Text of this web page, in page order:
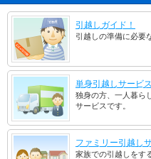
引越しガイド！
引越しの準備に必要
単身引越しサービス
独身の方、一人暮ら
サービスです。
ファミリー引越し
家族での引越しをす